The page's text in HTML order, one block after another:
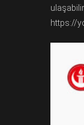
https://